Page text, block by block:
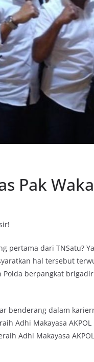
Pak
pertama dari TNSatu?
hal tersebut
berpangkat
benderang dalam
Adhi Makayasa
Adhi Makayasa